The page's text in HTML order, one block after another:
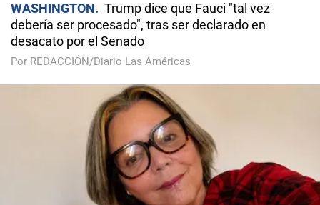
WASHINGTON
Trump dice que Fauci "tal vez
debería ser procesado", tras ser declarado en
desacato por el Senado
Por REDACCIÓN/Diario Las Américas